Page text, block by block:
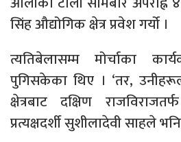
सिंह औद्योगिक क्षेत्र प्रवेश गर्यो ।
त्यतिबेलासम्म मोर्चाका
पुगिसकेका थिए । ‘तर,
क्षेत्रबाट दक्षिण
प्रत्यक्षदर्शी सुशीलादेवी साहले